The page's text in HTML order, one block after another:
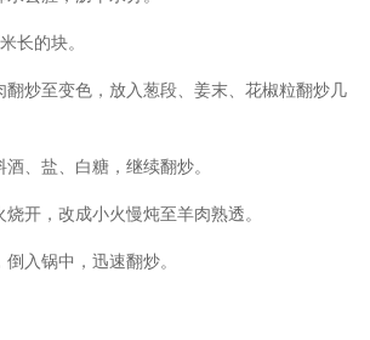
长的块。
炒至变色，放入葱段、姜末、花椒粒翻炒几
、盐、白糖，继续翻炒。
开，改成小火慢炖至羊肉熟透。
入锅中，迅速翻炒。